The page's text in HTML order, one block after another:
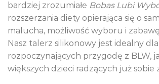
bardziej zrozumiałe Bobas Lubi
rozszerzania diety opierająca się o
malucha, możliwość wyboru i
Nasz talerz silikonowy jest idealny
rozpoczynających przygodę z BLW,
większych dzieci radzących już sobie